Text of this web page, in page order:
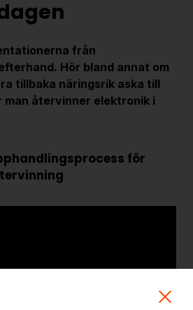
Projektdatabas
Rapporter från RE:Source
Utlysningar
Strategiska projekt
För dig i projekt
Innovationsagenda
från
Hör bland annat om
tillbaka näringsrik aska till
man återvinner elektronik i
för